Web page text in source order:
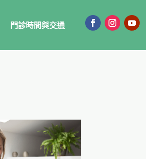
門診時間與交通